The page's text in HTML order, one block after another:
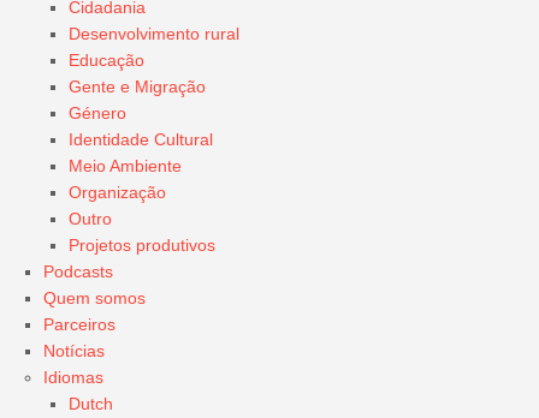
Cidadania
Desenvolvimento rural
Educação
Gente e Migração
Género
Identidade Cultural
Meio Ambiente
Organização
Outro
Projetos produtivos
Podcasts
Quem somos
Parceiros
Notícias
Idiomas
Dutch